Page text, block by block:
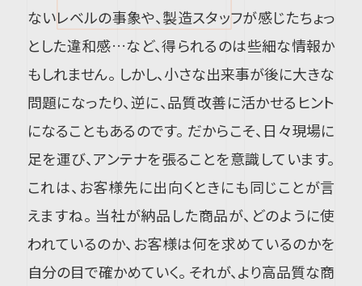
ないレベルの事象や、製造スタッフが感じたちょっ
とした違和感…など、得られるのは些細な情報か
もしれません。 しかし、小さな出来事が後に大きな
問題になったり、逆に、品質改善に活かせるヒント
になることもあるのです。 だからこそ、日々現場に
足を運び、アンテナを張ることを意識しています。
これは、お客様先に出向くときにも同じことが言
えますね。 当社が納品した商品が、どのように使
われているのか、お客様は何を求めているのかを
自分の目で確かめていく。 それが、より高品質な商